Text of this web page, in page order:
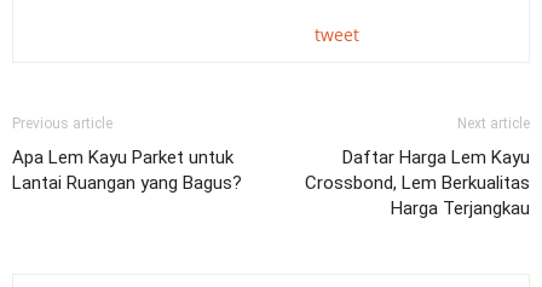
tweet
Previous article
Apa Lem Kayu Parket untuk
Lantai Ruangan yang Bagus?
Next article
Daftar Harga Lem Kayu
Crossbond, Lem Berkualitas
Harga Terjangkau